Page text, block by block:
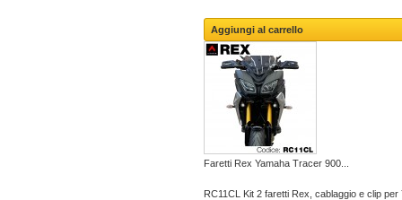
Aggiungi al carrello
Faretti Rex Yamaha Tracer 900...
RC11CL Kit 2 faretti Rex, cablaggio e clip per